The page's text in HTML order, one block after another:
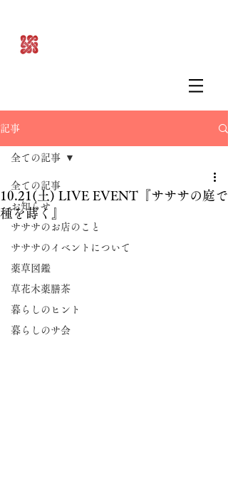
記事
全ての記事
お知らせ
サササのお店のこと
サササのイベントについて
薬草図鑑
草花木薬膳茶
暮らしのヒント
暮らしのサ会
全ての記事
10.21(土) LIVE EVENT『サササの庭で
種を蒔く』